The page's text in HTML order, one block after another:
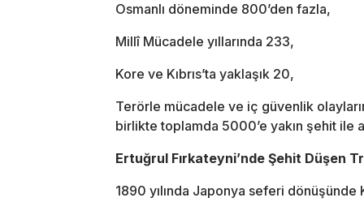
Osmanlı döneminde 800’den fazla,
Millî Mücadele yıllarında 233,
Kore ve Kıbrıs’ta yaklaşık 20,
Terörle mücadele ve iç güvenlik
birlikte toplamda 5000’e yakın şehit ile
Ertuğrul Fırkateyni’nde Şehit Düşen
1890 yılında Japonya seferi dönüşünde